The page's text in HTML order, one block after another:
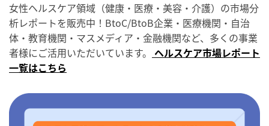
女性ヘルスケア領域（健康・医療・美容・介護）の市場分
析レポートを販売中！BtoC/BtoB企業・医療機関・自治
体・教育機関・マスメディア・金融機関など、多くの事業
者様にご活用いただいています。 ヘルスケア市場レポート
一覧はこちら